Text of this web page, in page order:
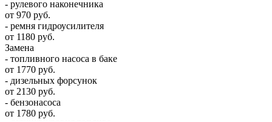
- рулевого наконечника
от 970 руб.
- ремня гидроусилителя
от 1180 руб.
Замена
- топливного насоса в баке
от 1770 руб.
- дизельных форсунок
от 2130 руб.
- бензонасоса
от 1780 руб.